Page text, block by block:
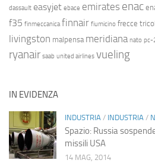
dassault easyjet ebace emirates enac
f35 finmeccanica finnair fiumicino frecce
livingston malpensa meridiana nato pc-
ryanair saab united airlines vueling
IN EVIDENZA
INDUSTRIA / INDUSTRIA /
Spazio: Russia
missili USA
14 MAG, 2014